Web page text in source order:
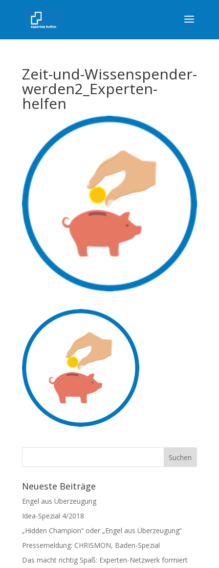
Zeit-und-Wissenspender-
werden2_Experten-
helfen
Neueste Beiträge
Engel aus Überzeugung
Idea-Spezial 4/2018
„Hidden Champion“ oder „Engel aus Überzeugung“
Pressemeldung: CHRISMON, Baden-Spezial
Das macht richtig Spaß: Experten-Netzwerk formiert